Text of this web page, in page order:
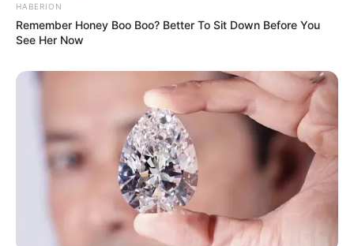
HABERION
Remember Honey Boo Boo? Better To Sit Down Before You
See Her Now